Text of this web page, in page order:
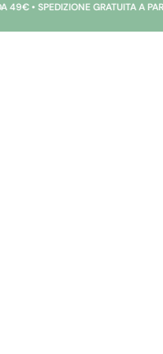
GRATUITA A PARTIRE